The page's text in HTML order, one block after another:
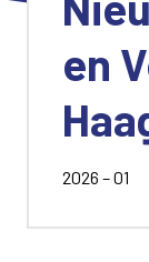
en
2026 – 01